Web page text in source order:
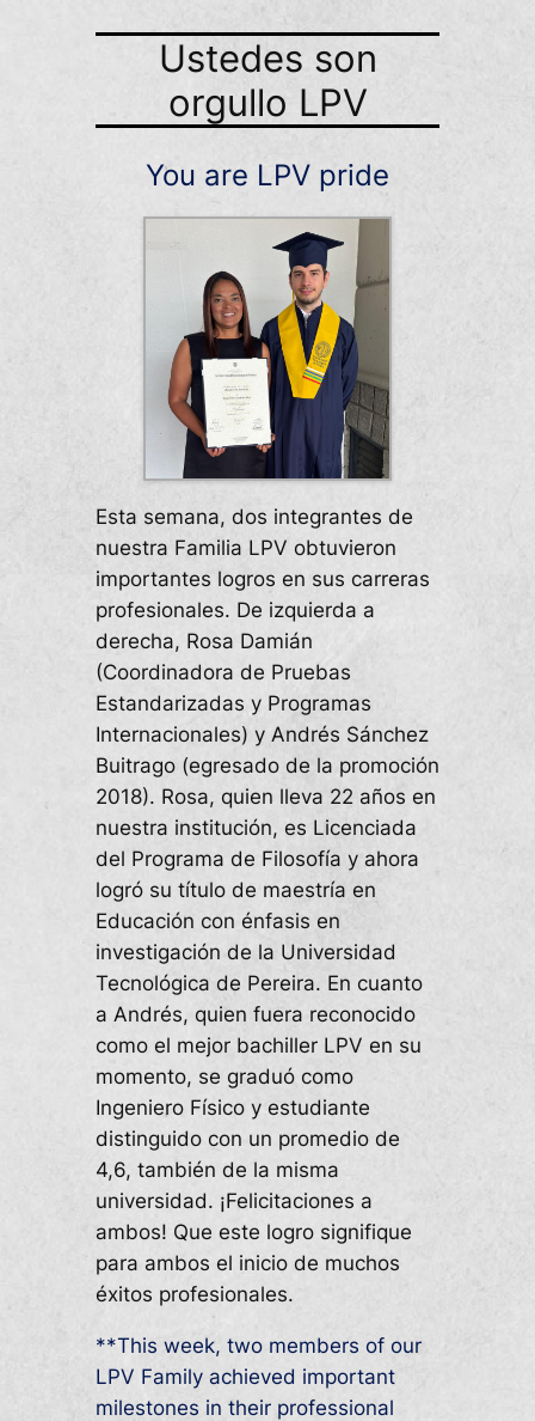
Ustedes son
orgullo LPV
You are LPV pride
Esta semana, dos integrantes de
nuestra Familia LPV obtuvieron
importantes logros en sus carreras
profesionales. De izquierda a
derecha, Rosa Damián
(Coordinadora de Pruebas
Estandarizadas y Programas
Internacionales) y Andrés Sánchez
Buitrago (egresado de la promoción
2018). Rosa, quien lleva 22 años en
nuestra institución, es Licenciada
del Programa de Filosofía y ahora
logró su título de maestría en
Educación con énfasis en
investigación de la Universidad
Tecnológica de Pereira. En cuanto
a Andrés, quien fuera reconocido
como el mejor bachiller LPV en su
momento, se graduó como
Ingeniero Físico y estudiante
distinguido con un promedio de
4,6, también de la misma
universidad. ¡Felicitaciones a
ambos! Que este logro signifique
para ambos el inicio de muchos
éxitos profesionales.
**This week, two members of our
LPV Family achieved important
milestones in their professional